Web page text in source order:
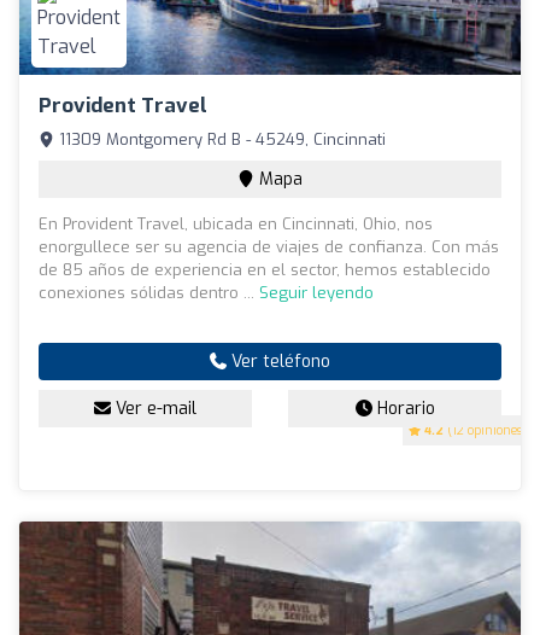
Provident Travel
4.2 (12 opiniones)
11309 Montgomery Rd B - 45249, Cincinnati
Mapa
En Provident Travel, ubicada en Cincinnati, Ohio, nos
enorgullece ser su agencia de viajes de confianza. Con más
de 85 años de experiencia en el sector, hemos establecido
conexiones sólidas dentro ... Seguir leyendo
Ver teléfono
Ver e-mail Horario